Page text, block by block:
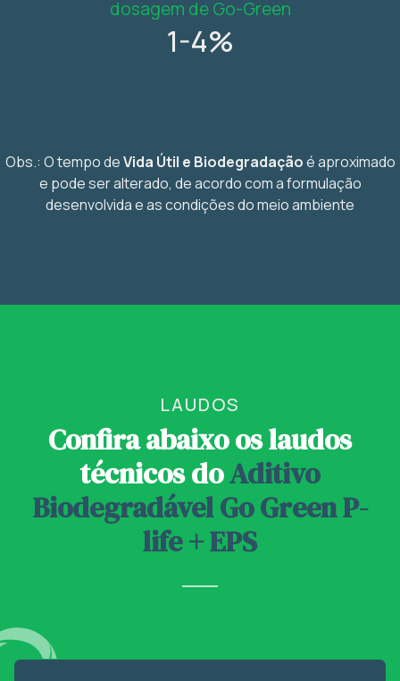
dosagem de Go-Green
1-4%
Obs.: O tempo deVida Útil e Biodegradaçãoé aproximado
e pode ser alterado, de acordo com a formulação
desenvolvida e as condições do meio ambiente
LAUDOS
Confira abaixo os laudos
técnicos doAditivo
Biodegradável Go Green P-
life + EPS